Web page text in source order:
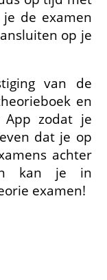
de examen
op je
van de
en
zodat je
dat je op
achter
kan je in
examen!